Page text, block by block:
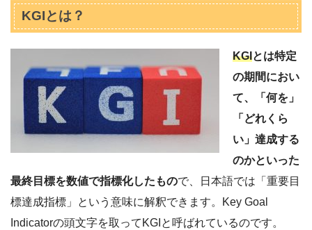
KGIとは？
KGIとは特定
の期間におい
て、「何を」
「どれくら
い」達成する
のかといった
最終目標を数値で指標化したもので、日本語では「重要目
標達成指標」という意味に解釈できます。Key Goal
Indicatorの頭文字を取ってKGIと呼ばれているのです。